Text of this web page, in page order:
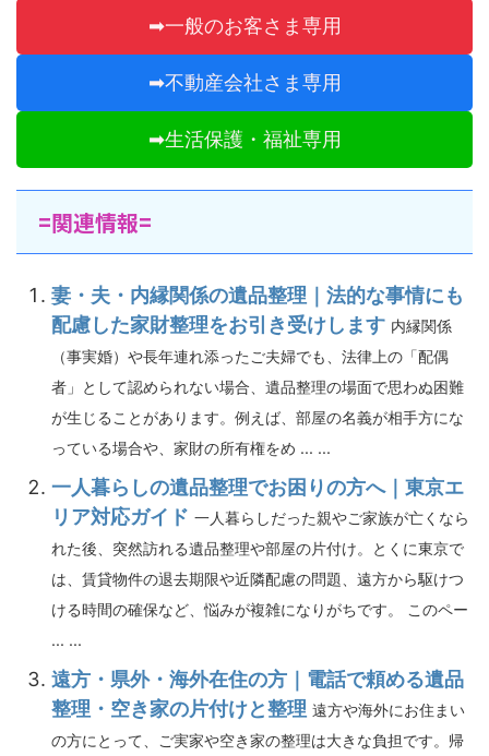
➡一般のお客さま専用
➡不動産会社さま専用
➡生活保護・福祉専用
=関連情報=
妻・夫・内縁関係の遺品整理｜法的な事情にも
配慮した家財整理をお引き受けします 内縁関係
（事実婚）や長年連れ添ったご夫婦でも、法律上の「配偶
者」として認められない場合、遺品整理の場面で思わぬ困難
が生じることがあります。例えば、部屋の名義が相手方にな
っている場合や、家財の所有権をめ ... ...
一人暮らしの遺品整理でお困りの方へ｜東京エ
リア対応ガイド 一人暮らしだった親やご家族が亡くなら
れた後、突然訪れる遺品整理や部屋の片付け。とくに東京で
は、賃貸物件の退去期限や近隣配慮の問題、遠方から駆けつ
ける時間の確保など、悩みが複雑になりがちです。 このペー
... ...
遠方・県外・海外在住の方｜電話で頼める遺品
整理・空き家の片付けと整理 遠方や海外にお住まい
の方にとって、ご実家や空き家の整理は大きな負担です。帰